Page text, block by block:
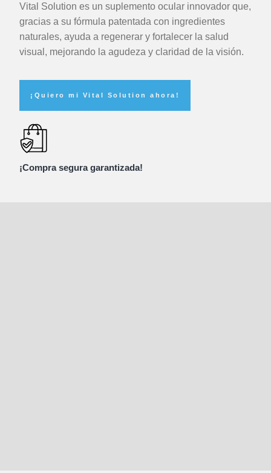
Vital Solution es un suplemento ocular innovador que,
gracias a su fórmula patentada con ingredientes
naturales, ayuda a regenerar y fortalecer la salud
visual, mejorando la agudeza y claridad de la visión.
¡Quiero mi Vital Solution ahora!
¡Compra segura garantizada!